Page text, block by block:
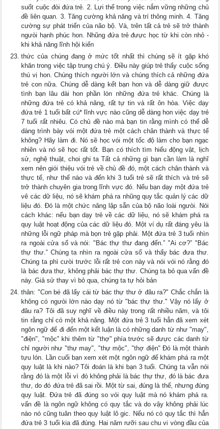
suốt cuộc đòi đứa trẻ. 2. Lựi thế trong việc nắm vững những chủ
đề liên quan. 3. Tăng cường khả năng và trí thông minh. 4. Tăng
cường sự phát triển của não bộ. Và, trên tất cả trẻ sẽ trở thành
ngưòi hạnh phúc hon. Nhũng đứa trẻ đưực học từ khi còn nhỏ -
khi khả năng lĩnh hội kiến
thức của chúng đang ở mức tốt nhất thì chúng sẽ ít gặp khó
khăn trong việc tập trung chú ý. Điều này giúp trẻ thấy cuộc sống
thú vị hon. Chúng thích người lớn và chúng thích cả những đứa
trẻ con nữa. Chúng dễ dàng kết bạn hon và dễ dàng giữ đưực
tình bạn lâu dài hon phần lón những đứa trẻ khác. Chúng là
những đứa trẻ có khả năng, rất tự tin và rất ôn hòa. Việc dạy
đứa trẻ 1 tuổi bất cú* lĩnh vực nào cũng dễ dàng hon việc dạy trẻ
7 tuổi rất nhiêu. Có chủ đề nào mà bạn tin rằng mình có thể dễ
dàng trình bày vói một đứa trẻ một cách chân thành và thực tế
không? Hãy làm đi. Nó sẽ học vói một tốc độ làm cho bạn ngạc
nhiên và nó sẽ học rất tốt. Bạn có thích tìm hiểu động vật, lịch
sử, nghệ thuật, choi ghi ta Tất cả những gì bạn cần làm là nghĩ
xem nên giói thiệu vói trẻ về chủ đề đó, một cách chân thành và
thực tế, như thế nào và đến khi 3 tuổi trẻ sẽ rất thích và trẻ sẽ
trở thành chuyên gia trong lĩnh vực đó. Nếu bạn dạy một đứa trẻ
vê các dữ liệu, nó sẽ khám phá ra nhũng quy tắc quản lý các dữ
liệu đó. Đó là một chức năng lập sẵn của bộ não loài ngưòi. Nói
cách khác: nếu bạn dạy trẻ về các dữ liệu, nó sẽ khám phá ra
quy luật hoạt động của các dữ liệu đó. Một ví dụ rất đáng yêu là
những lỗi ngữ pháp mà bọn trẻ gặp phải. Một đứa trẻ 3 tuổi nhìn
ra ngoài cửa sổ và nói: "Bác thự thư đang đến.” "Ai cơ?” "Bác
thự thư.” Chúng ta nhìn ra ngoài cửa sổ và thấy bác đưa thư.
Chúng ta phì cưòi trước lỗi rất trẻ con này và nói vói nó rằng đó
là bác đưa thư, không phải bác thự thư. Chúng ta bỏ qua vấn đề
này. Giả sử thay vì bỏ qua, chúng ta tự hỏi bản
thân: "Con bé đã lấy cái từ bác thự thư ở đâu ra?" Chắc chắn là
không có ngưòi lớn nào dạy nó từ "bác thự thư." Vậy nó lấy ở
đâu ra? Tôi đã suy nghĩ về điều này trong rất nhiều năm, và tôi
tin rằng chỉ có một khả năng. Một đứa trẻ 3 tuổi hẳn đã xem xét
ngôn ngữ để đi đến một kết luận là có những danh từ như "may",
"điện", "mộc" khi thêm từ "thợ" phía trước sẽ đưực các danh từ
chỉ người như "thự may", "thự mộc", "thợ điện" Đó là một thành
tựu lón. Lần cuối bạn xem xét một ngôn ngữ để khám phá ra một
quy luật là khi nào? Tôi đoán là khi bạn 3 tuổi. Chúng ta vẫn nói
rằng đó là một lỗi vì đó không phải là bác thự thư, đó là bác đưa
thư, do đó đứa trẻ đã sai rồi. Một từ sai, đúng là thế, nhưng đúng
quy luật. Đứa trẻ đã đúng so vói quy luật mà nó khám phá ra.
vấn đề là ngôn ngữ không có quy tắc và do vậy không phải lúc
nào nó cũng tuân theo quy luật lô gic. Nếu nó có quy tắc thì hẳn
đứa trẻ 3 tuổi kia đã đúng. Hai năm rưỡi sau chu vi vòng đầu của